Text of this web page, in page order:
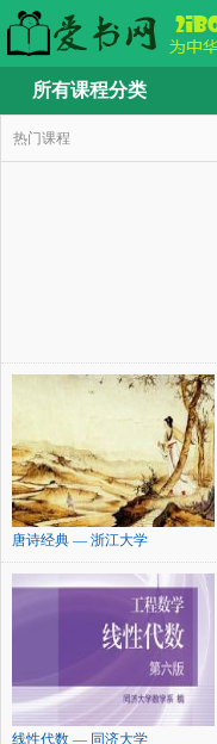
所有课程分类
热门课程
唐诗经典 — 浙江大学
线性代数 — 同济大学